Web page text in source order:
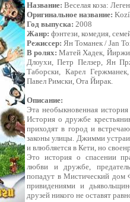
Название: Веселая коза:
Оригинальное название:
Год выпуска: 2008
Жанр: фэнтези, комедия,
Режиссер: Ян Томанек / Jan
В ролях: Матей Хадек,
Длоухи, Петр Пелзер, Ян
Таборски, Карел
Павел Римски, Ота Йирак.
Описание:
Эта необыкновенная
История о дружбе
приходят в город и
законы улицы. Джимми
и влюбляется в Кети, но
Это история о спасении
любви и дружбе,
попадут в Мистический дом
привидениями и
друзей никого не оставят